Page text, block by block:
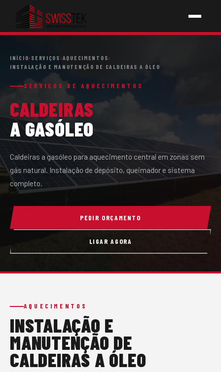
SERVIÇOS
↳ PICHELARIA
↳ ELETRICIDADE
↳ AQUECIMENTOS
↳ CONSTRUÇÕES
PEDIR ORÇAMENTO
INÍCIO› SERVIÇOS›AQUECIMENTOS›
INSTALAÇÃO E MANUTENÇÃO DE CALDEIRAS A ÓLEO
SERVIÇOS DE AQUECIMENTOS
CALDEIRAS
A GASÓLEO
Caldeiras a gasóleo para aquecimento central em zonas sem
gás natural. Instalação de depósito, queimador e sistema
completo.
PEDIR ORÇAMENTO
LIGAR AGORA
AQUECIMENTOS
INSTALAÇÃO E
MANUTENÇÃO DE
CALDEIRAS A ÓLEO